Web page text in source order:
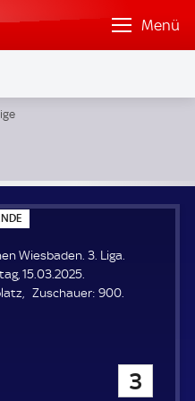
Menü
P
E
L
E
Wiesbaden. 3. Liga.
15.03.2025.
Zuschauer: Z
900.
3